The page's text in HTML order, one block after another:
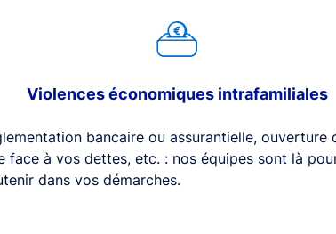
Violences économiques intrafamiliales
bancaire ou assurantielle, ouverture
face à vos dettes, etc. : nos équipes sont là
dans vos démarches.